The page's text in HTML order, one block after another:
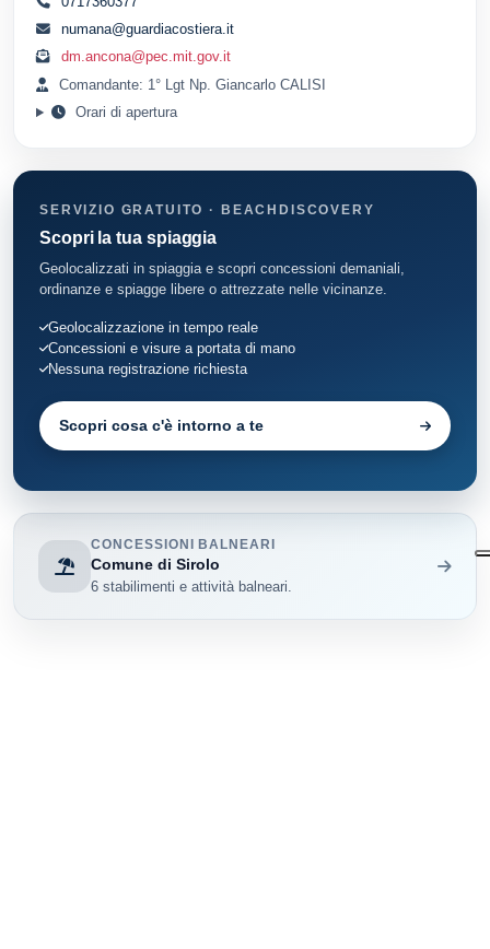
numana@guardiacostiera.it
dm.ancona@pec.mit.gov.it
Comandante: 1° Lgt Np. Giancarlo CALISI
Orari di apertura
SERVIZIO GRATUITO · BEACHDISCOVERY
Scopri la tua spiaggia
Geolocalizzati in spiaggia e scopri concessioni demaniali,
ordinanze e spiagge libere o attrezzate nelle vicinanze.
Geolocalizzazione in tempo reale
Concessioni e visure a portata di mano
Nessuna registrazione richiesta
Scopri cosa c'è intorno a te
CONCESSIONI BALNEARI
Comune di Sirolo
6 stabilimenti e attività balneari.